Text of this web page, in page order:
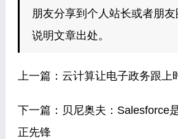
朋友分享到个人站长或者朋
说明文章出处。
上一篇： 云计算让电子政务跟上
下一篇： 贝尼奥夫：Salesforce
正先锋